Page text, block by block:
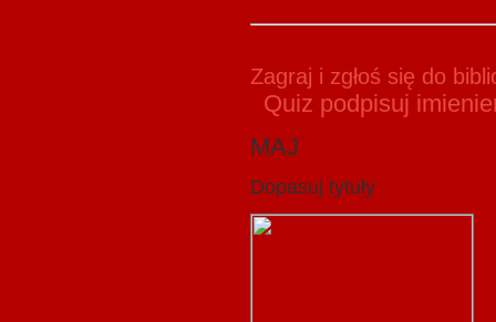
Zagraj i zgłoś się do
Quiz podpisuj
MAJ
Dopasuj tytuły